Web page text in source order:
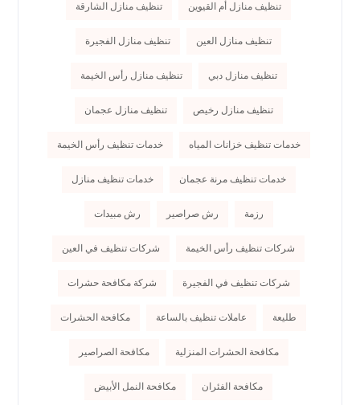
تنظيف منازل أم القيوين تنظيف منازل الشارقة
تنظيف منازل العين تنظيف منازل الفجيرة
تنظيف منازل دبي تنظيف منازل رأس الخيمة
تنظيف منازل رخيص تنظيف منازل عجمان
خدمات تنظيف خزانات المياه خدمات تنظيف رأس الخيمة
خدمات تنظيف مرنة عجمان خدمات تنظيف منازل
رزمة رش صراصير رش مبيدات
شركات تنظيف رأس الخيمة شركات تنظيف في العين
شركات تنظيف في الفجيرة شركة مكافحة حشرات
طليعة عاملات تنظيف بالساعة مكافحة الحشرات
مكافحة الحشرات المنزلية مكافحة الصراصير
مكافحة الفئران مكافحة النمل الأبيض